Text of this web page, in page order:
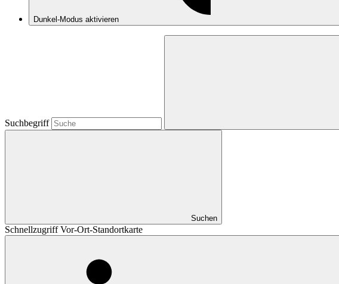
Dunkel-Modus aktivieren
Suchbegriff
Suchen
Schnellzugriff Vor-Ort-Standortkarte